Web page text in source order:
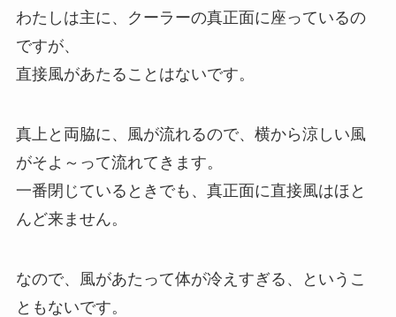
わたしは主に、クーラーの真正面に座っているの
ですが、
直接風があたることはないです。
真上と両脇に、風が流れるので、横から涼しい風
がそよ～って流れてきます。
一番閉じているときでも、真正面に直接風はほと
んど来ません。
なので、風があたって体が冷えすぎる、というこ
ともないです。